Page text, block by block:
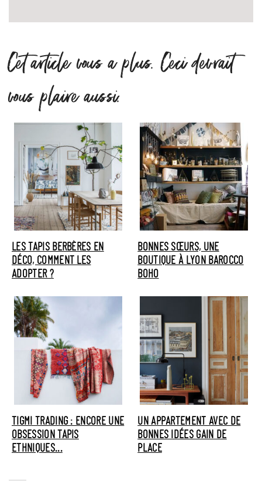
Cet article vous a plus. Ceci devrait
vous plaire aussi.
LES TAPIS BERBÈRES EN
DÉCO, COMMENT LES
ADOPTER ?
BONNES SŒURS, UNE
BOUTIQUE À LYON BAROCCO
BOHO
TIGMI TRADING : ENCORE UNE
OBSESSION TAPIS
ETHNIQUES...
UN APPARTEMENT AVEC DE
BONNES IDÉES GAIN DE
PLACE